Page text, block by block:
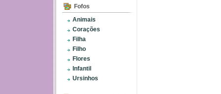
Fofos
Animais
Corações
Filha
Filho
Flores
Infantil
Ursinhos